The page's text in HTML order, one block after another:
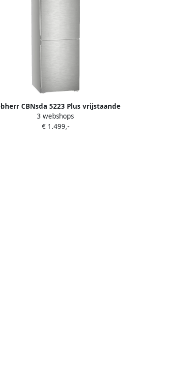
CBNsda 5223 Plus vrijstaande
koel-vriescombinatie
3 webshops
€ 1.499,-